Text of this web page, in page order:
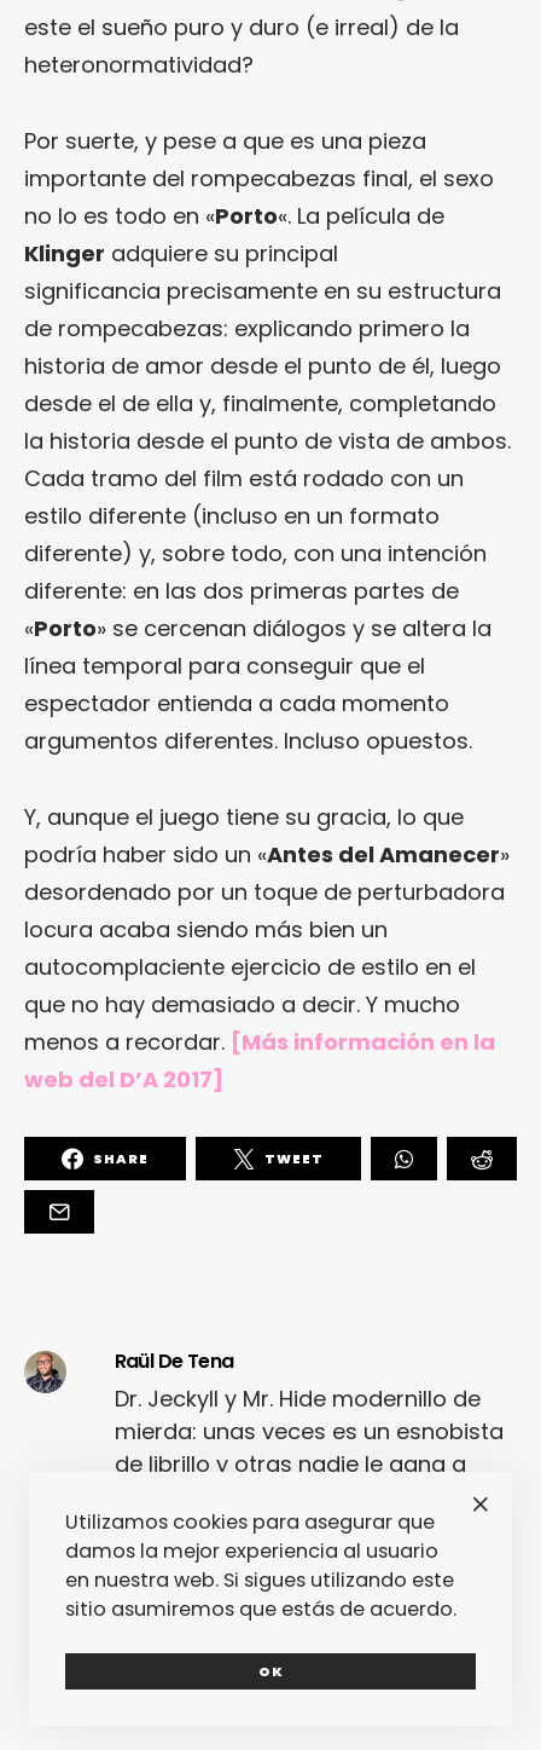
este el sueño puro y duro (e irreal) de la
heteronormatividad?
Por suerte, y pese a que es una pieza
importante del rompecabezas final, el sexo
no lo es todo en «Porto«. La película de
Klinger adquiere su principal
significancia precisamente en su estructura
de rompecabezas: explicando primero la
historia de amor desde el punto de él, luego
desde el de ella y, finalmente, completando
la historia desde el punto de vista de ambos.
Cada tramo del film está rodado con un
estilo diferente (incluso en un formato
diferente) y, sobre todo, con una intención
diferente: en las dos primeras partes de
«Porto» se cercenan diálogos y se altera la
línea temporal para conseguir que el
espectador entienda a cada momento
argumentos diferentes. Incluso opuestos.
Y, aunque el juego tiene su gracia, lo que
podría haber sido un «Antes del Amanecer»
desordenado por un toque de perturbadora
locura acaba siendo más bien un
autocomplaciente ejercicio de estilo en el
que no hay demasiado a decir. Y mucho
menos a recordar. [Más información en la
web del D’A 2017]
SHARE TWEET
Raül De Tena
Dr. Jeckyll y Mr. Hide modernillo de
mierda: unas veces es un esnobista
de librillo y otras nadie le gana a
drogas y pichas en sus textos. Su
tarea al frente de fantasticmag
desde hace algunos años está
empeorando esta esquizofrenia.
Utilizamos cookies para asegurar que
damos la mejor experiencia al usuario
en nuestra web. Si sigues utilizando este
sitio asumiremos que estás de acuerdo.
OK